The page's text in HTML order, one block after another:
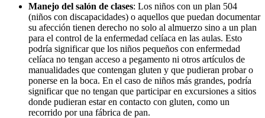
Manejo del salón de clases: Los niños con un plan 504
(niños con discapacidades) o aquellos que puedan documentar
su afección tienen derecho no solo al almuerzo sino a un plan
para el control de la enfermedad celíaca en las aulas. Esto
podría significar que los niños pequeños con enfermedad
celíaca no tengan acceso a pegamento ni otros artículos de
manualidades que contengan gluten y que pudieran probar o
ponerse en la boca. En el caso de niños más grandes, podría
significar que no tengan que participar en excursiones a sitios
donde pudieran estar en contacto con gluten, como un
recorrido por una fábrica de pan.